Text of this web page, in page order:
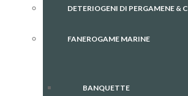
DETERIOGENI DI PERGAMENE & C
FANEROGAME MARINE
BANQUETTE